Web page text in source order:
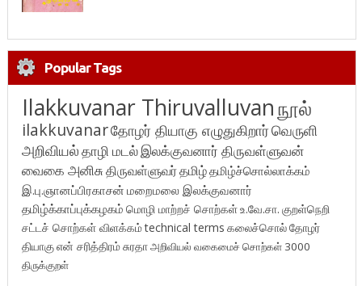
Popular Tags
Ilakkuvanar Thiruvalluvanநூல்
ilakkuvanarதோழர் தியாகு எழுதுகிறார்வெருளி
அறிவியல்தாழி மடல்இலக்குவனார் திருவள்ளுவன்
வைகை அனிசுதிருவள்ளுவர்தமிழ்தமிழ்ச்சொல்லாக்கம்
இ.பு.ஞானப்பிரகாசன் மறைமலை இலக்குவனார்
தமிழ்க்காப்புக்கழகம் மொழி மாற்றச் சொற்கள்உ.வே.சா. குறள்நெறி
சட்டச் சொற்கள் விளக்கம்technical terms கலைச்சொல்தோழர்
தியாகுஎன் சரித்திரம்சுரதாஅறிவியல் வகைமைச் சொற்கள் 3000
திருக்குறள்